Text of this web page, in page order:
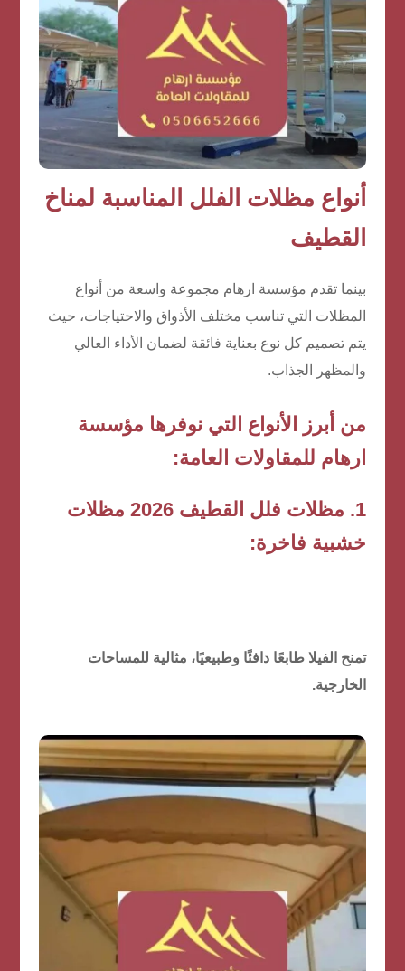
أنواع مظلات الفلل المناسبة لمناخ
القطيف
بينما تقدم مؤسسة ارهام مجموعة واسعة من أنواع
المظلات التي تناسب مختلف الأذواق والاحتياجات، حيث
يتم تصميم كل نوع بعناية فائقة لضمان الأداء العالي
والمظهر الجذاب.
من أبرز الأنواع التي نوفرها مؤسسة
ارهام للمقاولات العامة:
1. مظلات فلل القطيف 2026 مظلات
خشبية فاخرة:
تمنح الفيلا طابعًا دافئًا وطبيعيًا، مثالية للمساحات
الخارجية.